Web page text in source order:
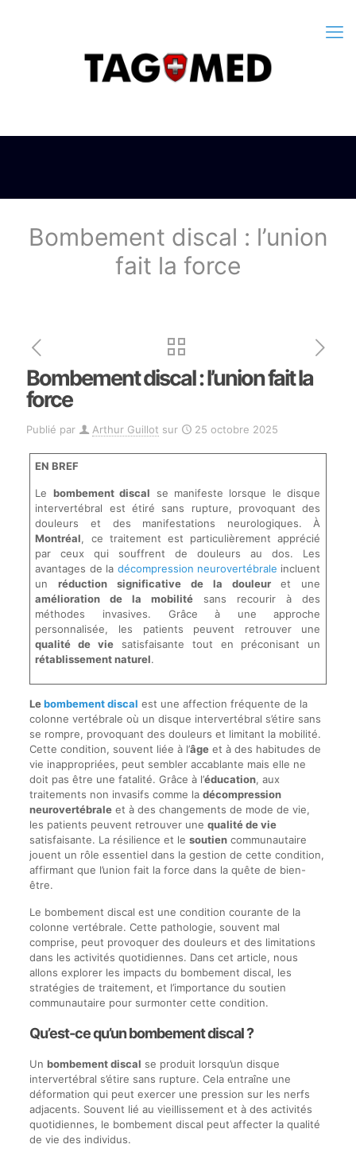
Bombement discal : l’union
fait la force
Bombement discal : l’union fait la
force
Publié par Arthur Guillot sur 25 octobre 2025
EN BREF
Le bombement discal se manifeste lorsque le disque
intervertébral est étiré sans rupture, provoquant des
douleurs et des manifestations neurologiques. À
Montréal, ce traitement est particulièrement apprécié
par ceux qui souffrent de douleurs au dos. Les
avantages de la décompression neurovertébrale incluent
unréduction significative de la douleuret une
amélioration de la mobilité sans recourir à des
méthodes invasives. Grâce à une approche
personnalisée, les patients peuvent retrouver une
qualité de vie satisfaisante tout en préconisant un
rétablissement naturel.
Lebombement discal est une affection fréquente de la
colonne vertébrale où un disque intervertébral s’étire sans
se rompre, provoquant des douleurs et limitant la mobilité.
Cette condition, souvent liée à l’âgeet à des habitudes de
vie inappropriées, peut sembler accablante mais elle ne
doit pas être une fatalité. Grâce à l’éducation, aux
traitements non invasifs comme la décompression
neurovertébraleet à des changements de mode de vie,
les patients peuvent retrouver une qualité de vie
satisfaisante. La résilience et le soutiencommunautaire
jouent un rôle essentiel dans la gestion de cette condition,
affirmant que l’union fait la force dans la quête de bien-
être.
Le bombement discal est une condition courante de la
colonne vertébrale. Cette pathologie, souvent mal
comprise, peut provoquer des douleurs et des limitations
dans les activités quotidiennes. Dans cet article, nous
allons explorer les impacts du bombement discal, les
stratégies de traitement, et l’importance du soutien
communautaire pour surmonter cette condition.
Qu’est-ce qu’un bombement discal ?
Un bombement discal se produit lorsqu’un disque
intervertébral s’étire sans rupture. Cela entraîne une
déformation qui peut exercer une pression sur les nerfs
adjacents. Souvent lié au vieillissement et à des activités
quotidiennes, le bombement discal peut affecter la qualité
de vie des individus.